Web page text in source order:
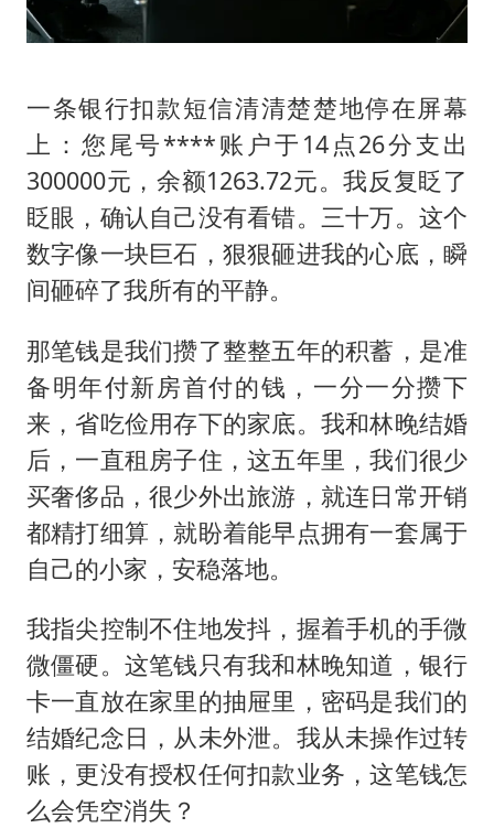
一条银行扣款短信清清楚楚地停在屏幕
上：您尾号****账户于14点26分支出
300000元，余额1263.72元。我反复眨了
眨眼，确认自己没有看错。三十万。这个
数字像一块巨石，狠狠砸进我的心底，瞬
间砸碎了我所有的平静。
那笔钱是我们攒了整整五年的积蓄，是准
备明年付新房首付的钱，一分一分攒下
来，省吃俭用存下的家底。我和林晚结婚
后，一直租房子住，这五年里，我们很少
买奢侈品，很少外出旅游，就连日常开销
都精打细算，就盼着能早点拥有一套属于
自己的小家，安稳落地。
我指尖控制不住地发抖，握着手机的手微
微僵硬。这笔钱只有我和林晚知道，银行
卡一直放在家里的抽屉里，密码是我们的
结婚纪念日，从未外泄。我从未操作过转
账，更没有授权任何扣款业务，这笔钱怎
么会凭空消失？